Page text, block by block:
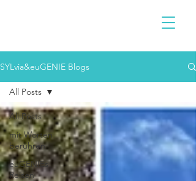
SYLvia&euGENIE Blogs
All Posts
mit Worten
berühren
euGENIEs
Reisen
All Posts